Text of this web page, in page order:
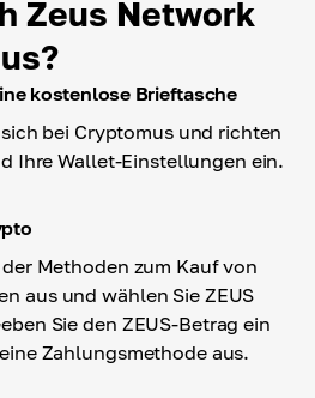
Zeus Network
kostenlose Brieftasche
bei Cryptomus und richten
Ihre Wallet-Einstellungen ein.
Methoden zum Kauf von
aus und wählen Sie ZEUS
Sie den ZEUS-Betrag ein
Zahlungsmethode aus.